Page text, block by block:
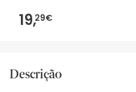
19,29€
Descrição